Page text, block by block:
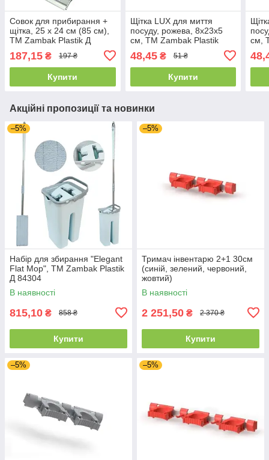
Совок для прибирання +
щітка, 25 х 24 см (85 см),
TM Zambak Plastik Д
187,15 ₴ 197 ₴
Купити
Щітка LUX для миття
посуду, рожева, 8х23х5
см, TM Zambak Plastik
48,45₴ 51 ₴
Купити
см,
Акційні пропозиції та новинки
–5%
Набір для збирання "Elegant
Flat Mop", ТМ Zambak Plastik
Д 84304
В наявності
815,10 ₴ 858 ₴
Купити
–5%
Тримач інвентарю 2+1 30см
(синій, зелений, червоний,
жовтий)
В наявності
2 251,50 ₴ 2 370 ₴
Купити
–5% –5%